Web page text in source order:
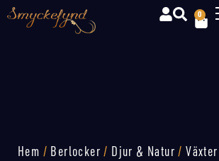
0
Hem / Berlocker / Djur & Natur /